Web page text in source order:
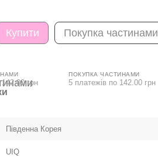
Купити Покупка частинами
грн
ПОКУПКА ЧАСТИНАМИ
5 платежів по 142.00 грн
Південна Корея
UIQ